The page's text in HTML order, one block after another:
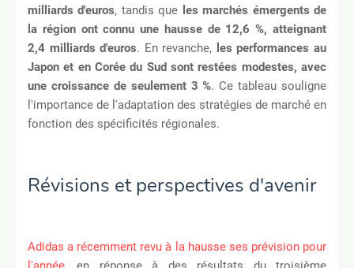
milliards d'euros, tandis que les marchés émergents de
la région ont connu une hausse de 12,6 %, atteignant
2,4 milliards d'euros. En revanche, les performances au
Japon et en Corée du Sud sont restées modestes, avec
une croissance de seulement 3 %. Ce tableau souligne
l'importance de l'adaptation des stratégies de marché en
fonction des spécificités régionales.
Révisions et perspectives d'avenir
Adidas a récemment revu à la hausse ses prévision pour